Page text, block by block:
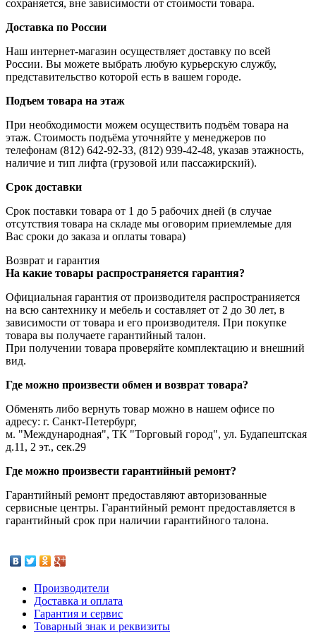
сохраняется, вне зависимости от стоимости товара.
Доставка по России
Наш интернет-магазин осуществляет доставку по всей
России. Вы можете выбрать любую курьерскую службу,
представительство которой есть в вашем городе.
Подъем товара на этаж
При необходимости можем осуществить подъём товара на
этаж. Стоимость подъёма уточняйте у менеджеров по
телефонам (812) 642-92-33, (812) 939-42-48, указав этажность,
наличие и тип лифта (грузовой или пассажирский).
Срок доставки
Срок поставки товара от 1 до 5 рабочих дней (в случае
отсутствия товара на складе мы оговорим приемлемые для
Вас сроки до заказа и оплаты товара)
Возврат и гарантия
На какие товары распространяется гарантия?
Официальная гарантия от производителя распространияется
на всю сантехнику и мебель и составляет от 2 до 30 лет, в
зависимости от товара и его производителя. При покупке
товара вы получаете гарантийный талон.
При получении товара проверяйте комплектацию и внешний
вид.
Где можно произвести обмен и возврат товара?
Обменять либо вернуть товар можно в нашем офисе по
адресу: г. Санкт-Петербург,
м. "Международная", ТК "Торговый город", ул. Будапештская
д.11, 2 эт., сек.29
Где можно произвести гарантийный ремонт?
Гарантийный ремонт предоставляют авторизованные
сервисные центры. Гарантийный ремонт предоставляется в
гарантийный срок при наличии гарантийного талона.
Производители
Доставка и оплата
Гарантия и сервис
Товарный знак и реквизиты